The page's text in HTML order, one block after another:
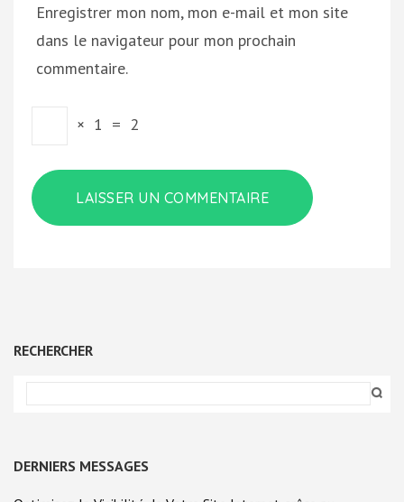
Enregistrer mon nom, mon e-mail et mon site
dans le navigateur pour mon prochain
commentaire.
× 1 = 2
RECHERCHER
DERNIERS MESSAGES